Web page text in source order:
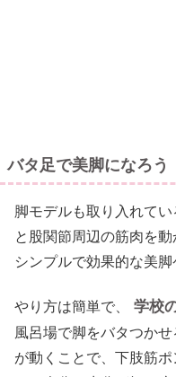
バタ足で美脚になろう
脚モデルも取り入れて
と股関節周辺の筋肉を
シンプルで効果的な美脚
やり方は簡単で、 学校
風呂場で脚をバタつか
が動くことで、下肢筋